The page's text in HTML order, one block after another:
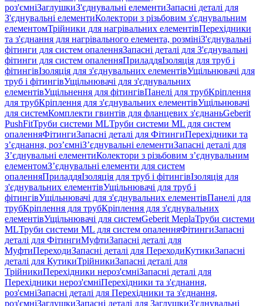
роз'ємніЗаглушкиЗ'єднувальні елементиЗапасні деталі для
З'єднувальні елементиКолектори з різьбовим з'єднувальним
елементомТрійники для нагрівальних елементівПерехідники
та з'єднання для нагрівального елемента, розмініЗ'єднувальні
фітинги для систем опаленняЗапасні деталі для З'єднувальні
фітинги для систем опаленняПриладдяІзоляція для труб і
фітингівІзоляція для з'єднувальних елементівУщільнювачі для
труб і фітингівУщільнювачі для з'єднувальних
елементівУщільнення для фітингівПанелі для трубКріплення
для трубКріплення для з'єднувальних елементівУщільнювачі
для системКомплекти гвинтів для фланцевих з'єднаньGeberit
PushFitТруби системи MLТруби системи ML для систем
опаленняФітингиЗапасні деталі для ФітингиПерехідники та
з’єднання, роз’ємніЗ’єднувальні елементиЗапасні деталі для
З’єднувальні елементиКолектори з різьбовим з’єднувальним
елементомЗ’єднувальні елементи для систем
опаленняПриладдяІзоляція для труб і фітингівІзоляція для
з'єднувальних елементівУщільнювачі для труб і
фітингівУщільнювачі для з'єднувальних елементівПанелі для
трубКріплення для трубКріплення для з'єднувальних
елементівУщільнювачі для системGeberit MeplaТруби системи
MLТруби системи ML для систем опаленняФітингиЗапасні
деталі для ФітингиМуфтиЗапасні деталі для
МуфтиПереходиЗапасні деталі для ПереходиКутикиЗапасні
деталі для КутикиТрійникиЗапасні деталі для
ТрійникиПерехідники нероз'ємніЗапасні деталі для
Перехідники нероз'ємніПерехідники та з'єднання,
роз'ємніЗапасні деталі для Перехідники та з'єднання,
роз'ємніЗаглушкиЗапасні деталі для ЗаглушкиЗ'єднувальні